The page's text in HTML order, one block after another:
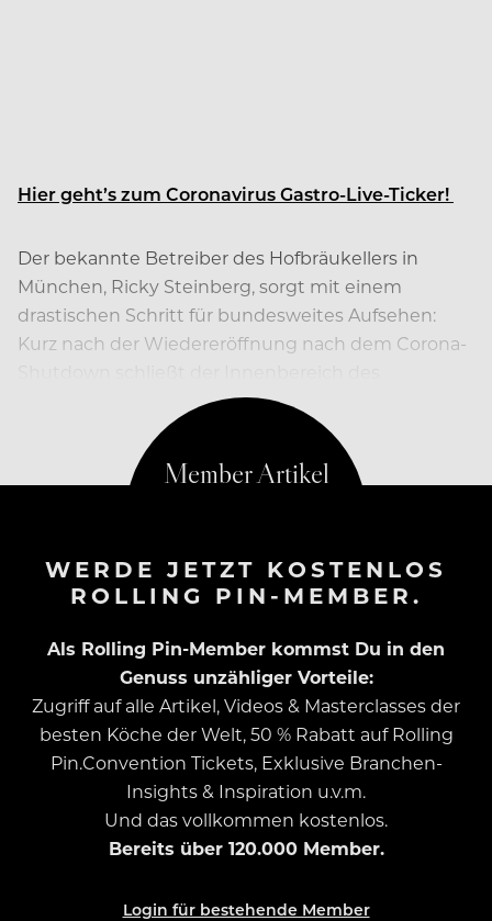
Hier geht’s zum Coronavirus Gastro-Live-Ticker!
Der bekannte Betreiber des Hofbräukellers in
München, Ricky Steinberg, sorgt mit einem
drastischen Schritt für bundesweites Aufsehen:
Kurz nach der Wiedereröffnung nach dem Corona-
Restaurants schon wieder.
WERDE JETZT KOSTENLOS
ROLLING PIN-MEMBER.
Als Rolling Pin-Member kommst Du in den
Genuss unzähliger Vorteile:
Zugriff auf alle Artikel, Videos & Masterclasses der
besten Köche der Welt, 50 % Rabatt auf Rolling
Pin.Convention Tickets, Exklusive Branchen-
Insights & Inspiration u.v.m.
Und das vollkommen kostenlos.
Bereits über 120.000 Member.
Login für bestehende Member